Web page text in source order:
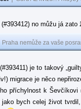
no můžu já
Praha nemůže za vaše
je to takový
migrace je něco
příchylnost k Ševčíkovi
bych celej život